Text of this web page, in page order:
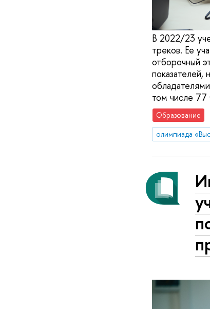
В 2022/23
треков. Ее
отборочный
том числе 77
Образование
олимпиада